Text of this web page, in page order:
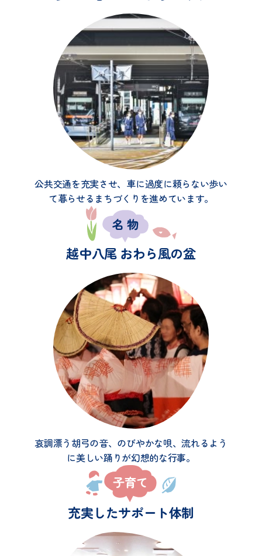
公共交通を充実させ、車に過度に頼らない歩い
て暮らせるまちづくりを進めています。
越中八尾 おわら風の盆
哀調漂う胡弓の音、のびやかな唄、流れるよう
に美しい踊りが幻想的な行事。
充実したサポート体制